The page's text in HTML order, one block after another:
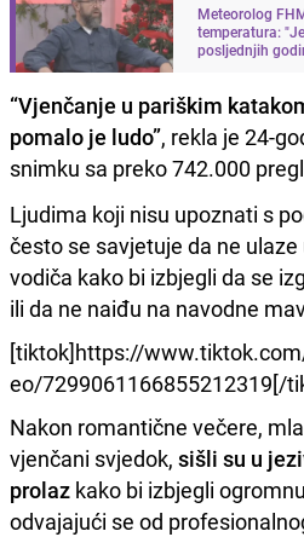
Meteorolog
temperatura:
posljednjih
“Vjenčanje u pariškim
pomalo je ludo”, rekla je 24-
snimku sa preko 742.000
Ljudima koji nisu upoznati s
često se savjetuje da ne
vodiča kako bi izbjegli da se
ili da ne naiđu na navodne
[tiktok]https://
eo/7299061166855212319[/
Nakon romantične večere,
vjenčani svjedok, sišli su u
prolaz kako bi izbjegli
odvajajući se od